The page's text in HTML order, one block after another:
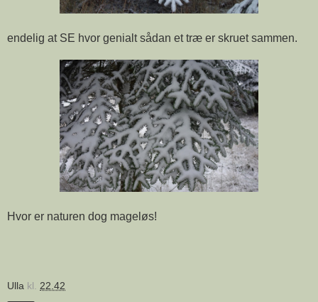
endelig at SE hvor genialt sådan et træ er skruet sammen.
Hvor er naturen dog mageløs!
Ulla kl. 22.42